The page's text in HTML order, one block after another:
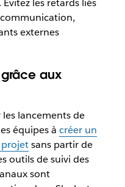
externes
aux
lancements de
équipes à créer un
projetsans partir de
outils de suivi des
sont